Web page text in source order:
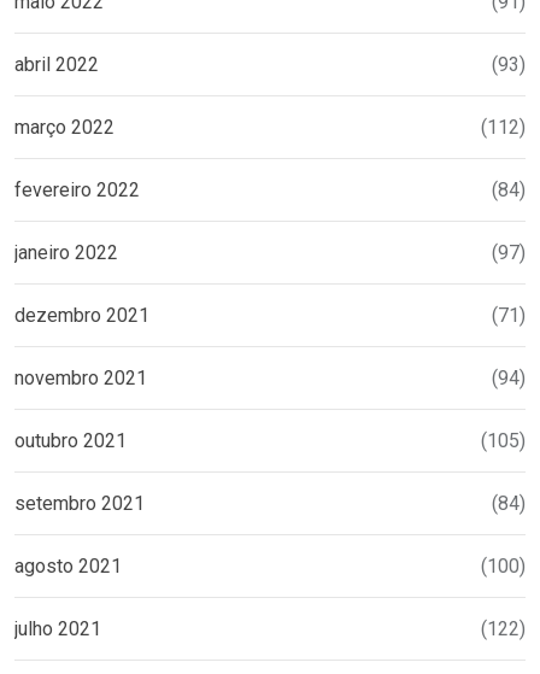
abril 2022 (93)
março 2022 (112)
fevereiro 2022 (84)
janeiro 2022 (97)
dezembro 2021 (71)
novembro 2021 (94)
outubro 2021 (105)
setembro 2021 (84)
agosto 2021 (100)
julho 2021 (122)